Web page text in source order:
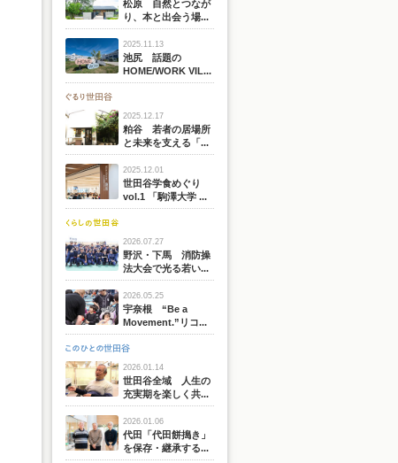
松原 自然とつなが
り、本と出会う場...
2025.11.13
池尻 話題の
HOME/WORK VIL...
2025.12.17
粕谷 若者の居場所
と未来を支える「...
2025.12.01
世田谷学食めぐり
vol.1 「駒澤大学 ...
2026.07.27
野沢・下馬 消防操
法大会で光る若い...
2026.05.25
宇奈根 “Be a
Movement.”リコ...
2026.01.14
世田谷全域 人生の
充実期を楽しく共...
2026.01.06
代田「代田餅搗き」
を保存・継承する...